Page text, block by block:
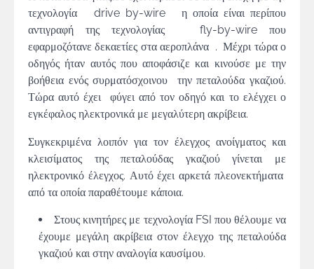
τεχνολογία drive by-wire η οποία είναι περίπου
αντιγραφή της τεχνολογίας fly-by-wire που
εφαρμοζότανε δεκαετίες στα αεροπλάνα . Μέχρι τώρα ο
οδηγός ήταν αυτός που αποφάσιζε και κινούσε με την
βοήθεια ενός συρματόσχοινου την πεταλούδα γκαζιού.
Τώρα αυτό έχει φύγει από τον οδηγό και το ελέγχει ο
εγκέφαλος ηλεκτρονικά με μεγαλύτερη ακρίβεια.
Συγκεκριμένα λοιπόν για τον έλεγχος ανοίγματος και
κλεισίματος της πεταλούδας γκαζιού γίνεται με
ηλεκτρονικό έλεγχος. Αυτό έχει αρκετά πλεονεκτήματα
από τα οποία παραθέτουμε κάποια.
Στους κινητήρες με τεχνολογία FSI που θέλουμε να
έχουμε μεγάλη ακρίβεια στον έλεγχο της πεταλούδα
γκαζιού και στην αναλογία καυσίμου.